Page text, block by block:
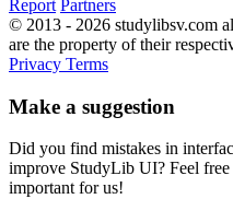
Report Partners
© 2013 - 2026 studylibsv.com
are the property of their
Privacy Terms
Make a suggestion
Did you find mistakes in
improve StudyLib UI? Feel free
important for us!